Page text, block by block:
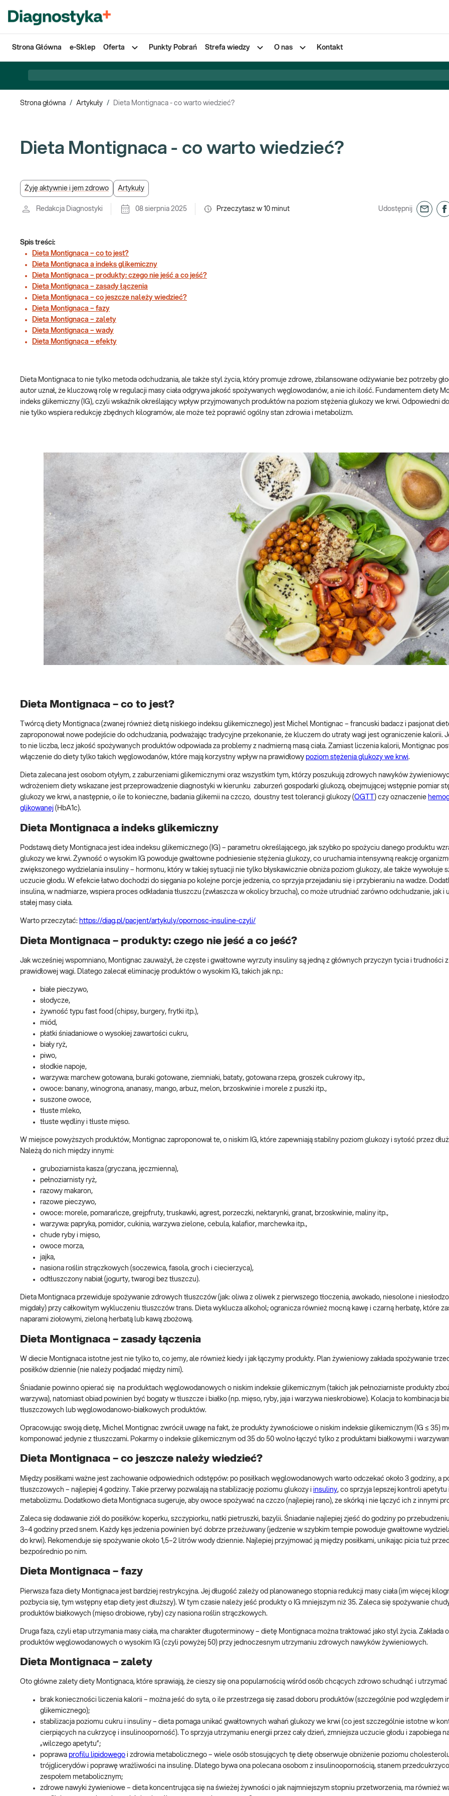
Strona Główna e-Sklep Oferta Punkty Pobrań Strefa wiedzy O nas Kontakt
Strona główna / Artykuły / Dieta Montignaca - co warto wiedzieć?
Dieta Montignaca - co warto wiedzieć?
Żyję aktywnie i jem zdrowo Artykuły
Redakcja Diagnostyki 08 sierpnia 2025 Przeczytasz w 10 minut Udostępnij
Spis treści:
Dieta Montignaca – co to jest?
Dieta Montignaca a indeks glikemiczny
Dieta Montignaca – produkty: czego nie jeść a co jeść?
Dieta Montignaca – zasady łączenia
Dieta Montignaca – co jeszcze należy wiedzieć?
Dieta Montignaca – fazy
Dieta Montignaca – zalety
Dieta Montignaca – wady
Dieta Montignaca – efekty
Dieta Montignaca to nie tylko metoda odchudzania, ale także styl życia, który promuje zdrowe, zbilansowane odżywianie bez potrzeby
autor uznał, że kluczową rolę w regulacji masy ciała odgrywa jakość spożywanych węglowodanów, a nie ich ilość. Fundamentem diety
indeks glikemiczny (IG), czyli wskaźnik określający wpływ przyjmowanych produktów na poziom stężenia glukozy we krwi. Odpowiedni
nie tylko wspiera redukcję zbędnych kilogramów, ale może też poprawić ogólny stan zdrowia i metabolizm.
Dieta Montignaca – co to jest?
Twórcą diety Montignaca (zwanej również dietą niskiego indeksu glikemicznego) jest Michel Montignac – francuski badacz i pasjonat
zaproponował nowe podejście do odchudzania, podważając tradycyjne przekonanie, że kluczem do utraty wagi jest ograniczenie kalorii.
to nie liczba, lecz jakość spożywanych produktów odpowiada za problemy z nadmierną masą ciała. Zamiast liczenia kalorii, Montignac
włączenie do diety tylko takich węglowodanów, które mają korzystny wpływ na prawidłowy poziom stężenia glukozy we krwi.
Dieta zalecana jest osobom otyłym, z zaburzeniami glikemicznymi oraz wszystkim tym, którzy poszukują zdrowych nawyków
wdrożeniem diety wskazane jest przeprowadzenie diagnostyki w kierunku zaburzeń gospodarki glukozą, obejmującej wstępnie pomiar
glukozy we krwi, a następnie, o ile to konieczne, badania glikemii na czczo, doustny test tolerancji glukozy (OGTT ) czy oznaczenie
glikowanej (HbA1c).
Dieta Montignaca a indeks glikemiczny
Podstawą diety Montignaca jest idea indeksu glikemicznego (IG) – parametru określającego, jak szybko po spożyciu danego produktu
glukozy we krwi. Żywność o wysokim IG powoduje gwałtowne podniesienie stężenia glukozy, co uruchamia intensywną reakcję
zwiększonego wydzielania insuliny – hormonu, który w takiej sytuacji nie tylko błyskawicznie obniża poziom glukozy, ale także wywołuje
uczucie głodu. W efekcie łatwo dochodzi do sięgania po kolejne porcje jedzenia, co sprzyja przejadaniu się i przybieraniu na wadze.
insulina, w nadmiarze, wspiera proces odkładania tłuszczu (zwłaszcza w okolicy brzucha), co może utrudniać zarówno odchudzanie, jak i
stałej masy ciała.
Warto przeczytać: https://diag.pl/pacjent/artykuly/opornosc-insuline-czyli/
Dieta Montignaca – produkty: czego nie jeść a co jeść?
Jak wcześniej wspomniano, Montignac zauważył, że częste i gwałtowne wyrzuty insuliny są jedną z głównych przyczyn tycia i trudności
prawidłowej wagi. Dlatego zalecał eliminację produktów o wysokim IG, takich jak np.:
białe pieczywo,
słodycze,
żywność typu fast food (chipsy, burgery, frytki itp.),
miód,
płatki śniadaniowe o wysokiej zawartości cukru,
biały ryż,
piwo,
słodkie napoje,
warzywa: marchew gotowana, buraki gotowane, ziemniaki, bataty, gotowana rzepa, groszek cukrowy itp.,
owoce: banany, winogrona, ananasy, mango, arbuz, melon, brzoskwinie i morele z puszki itp.,
suszone owoce,
tłuste mleko,
tłuste wędliny i tłuste mięso.
W miejsce powyższych produktów, Montignac zaproponował te, o niskim IG, które zapewniają stabilny poziom glukozy i sytość przez
Należą do nich między innymi:
gruboziarnista kasza (gryczana, jęczmienna),
pełnoziarnisty ryż,
razowy makaron,
razowe pieczywo,
owoce: morele, pomarańcze, grejpfruty, truskawki, agrest, porzeczki, nektarynki, granat, brzoskwinie, maliny itp.,
warzywa: papryka, pomidor, cukinia, warzywa zielone, cebula, kalafior, marchewka itp.,
chude ryby i mięso,
owoce morza,
jajka,
nasiona roślin strączkowych (soczewica, fasola, groch i ciecierzyca),
odtłuszczony nabiał (jogurty, twarogi bez tłuszczu).
Dieta Montignaca przewiduje spożywanie zdrowych tłuszczów (jak: oliwa z oliwek z pierwszego tłoczenia, awokado, niesolone i
migdały) przy całkowitym wykluczeniu tłuszczów trans. Dieta wyklucza alkohol; ogranicza również mocną kawę i czarną herbatę, które
naparami ziołowymi, zieloną herbatą lub kawą zbożową.
Dieta Montignaca – zasady łączenia
W diecie Montignaca istotne jest nie tylko to, co jemy, ale również kiedy i jak łączymy produkty. Plan żywieniowy zakłada spożywanie
posiłków dziennie (nie należy podjadać między nimi).
Śniadanie powinno opierać się na produktach węglowodanowych o niskim indeksie glikemicznym (takich jak pełnoziarniste produkty
warzywa), natomiast obiad powinien być bogaty w tłuszcze i białko (np. mięso, ryby, jaja i warzywa nieskrobiowe). Kolacja to kombinacja
tłuszczowych lub węglowodanowo-białkowych produktów.
Opracowując swoją dietę, Michel Montignac zwrócił uwagę na fakt, że produkty żywnościowe o niskim indeksie glikemicznym (IG ≤ 35)
komponować jedynie z tłuszczami. Pokarmy o indeksie glikemicznym od 35 do 50 wolno łączyć tylko z produktami białkowymi i
Dieta Montignaca – co jeszcze należy wiedzieć?
Między posiłkami ważne jest zachowanie odpowiednich odstępów: po posiłkach węglowodanowych warto odczekać około 3 godziny, a
tłuszczowych – najlepiej 4 godziny. Takie przerwy pozwalają na stabilizację poziomu glukozy i insuliny, co sprzyja lepszej kontroli apetytu i
metabolizmu. Dodatkowo dieta Montignaca sugeruje, aby owoce spożywać na czczo (najlepiej rano), ze skórką i nie łączyć ich z innymi
Zaleca się dodawanie ziół do posiłków: koperku, szczypiorku, natki pietruszki, bazylii. Śniadanie najlepiej zjeść do godziny po
3–4 godziny przed snem. Każdy kęs jedzenia powinien być dobrze przeżuwany (jedzenie w szybkim tempie powoduje gwałtowne
do krwi). Rekomenduje się spożywanie około 1,5–2 litrów wody dziennie. Najlepiej przyjmować ją między posiłkami, unikając picia tuż
bezpośrednio po nim.
Dieta Montignaca – fazy
Pierwsza faza diety Montignaca jest bardziej restrykcyjna. Jej długość zależy od planowanego stopnia redukcji masy ciała (im więcej
pozbycia się, tym wstępny etap diety jest dłuższy). W tym czasie należy jeść produkty o IG mniejszym niż 35. Zaleca się spożywanie
produktów białkowych (mięso drobiowe, ryby) czy nasiona roślin strączkowych.
Druga faza, czyli etap utrzymania masy ciała, ma charakter długoterminowy – dietę Montignaca można traktować jako styl życia. Zakłada
produktów węglowodanowych o wysokim IG (czyli powyżej 50) przy jednoczesnym utrzymaniu zdrowych nawyków żywieniowych.
Dieta Montignaca – zalety
Oto główne zalety diety Montignaca, które sprawiają, że cieszy się ona popularnością wśród osób chcących zdrowo schudnąć i utrzymać
brak konieczności liczenia kalorii – można jeść do syta, o ile przestrzega się zasad doboru produktów (szczególnie pod względem
glikemicznego);
stabilizacja poziomu cukru i insuliny – dieta pomaga unikać gwałtownych wahań glukozy we krwi (co jest szczególnie istotne w
cierpiących na cukrzycę i insulinooporność). To sprzyja utrzymaniu energii przez cały dzień, zmniejsza uczucie głodu i zapobiega
„wilczego apetytu”;
poprawa profilu lipidowego i zdrowia metabolicznego – wiele osób stosujących tę dietę obserwuje obniżenie poziomu
trójglicerydów i poprawę wrażliwości na insulinę. Dlatego bywa ona polecana osobom z insulinoopornością, stanem
zespołem metabolicznym;
zdrowe nawyki żywieniowe – dieta koncentrująca się na świeżej żywności o jak najmniejszym stopniu przetworzenia, ma również